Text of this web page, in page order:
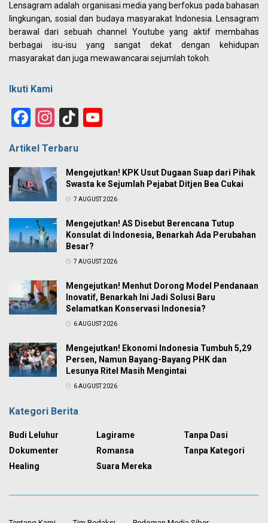
Lensagram adalah organisasi media yang berfokus pada bahasan
lingkungan, sosial dan budaya masyarakat Indonesia. Lensagram
berawal dari sebuah channel Youtube yang aktif membahas
berbagai isu-isu yang sangat dekat dengan kehidupan
masyarakat dan juga mewawancarai sejumlah tokoh.
Ikuti Kami
Facebook
Instagram
TikTok
Artikel Terbaru
Mengejutkan! KPK Usut Dugaan Suap dari Pihak
Swasta ke Sejumlah Pejabat Ditjen Bea Cukai
7 AUGUST 2026
Mengejutkan! AS Disebut Berencana Tutup
Konsulat di Indonesia, Benarkah Ada Perubahan
Besar?
7 AUGUST 2026
Mengejutkan! Menhut Dorong Model Pendanaan
Inovatif, Benarkah Ini Jadi Solusi Baru
Selamatkan Konservasi Indonesia?
6 AUGUST 2026
Mengejutkan! Ekonomi Indonesia Tumbuh 5,29
Persen, Namun Bayang-Bayang PHK dan
Lesunya Ritel Masih Mengintai
6 AUGUST 2026
Kategori Berita
Budi Leluhur
Dokumenter
Healing
Lagirame
Romansa
Suara Mereka
Tanpa Dasi
Tanpa Kategori